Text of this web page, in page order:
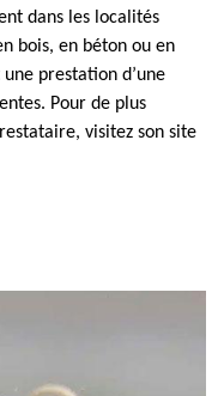
dans les localités
bois, en béton ou en
prestation d’une
Pour de plus
visitez son site